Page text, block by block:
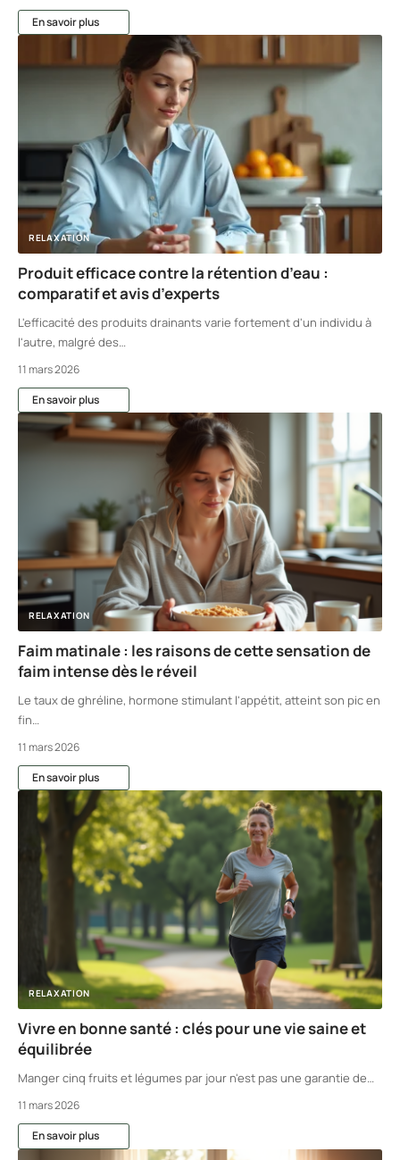
En savoir plus
RELAXATION
Produit efficace contre la rétention d’eau :
comparatif et avis d’experts
L'efficacité des produits drainants varie fortement d'un individu à
l'autre, malgré des…
11 mars 2026
En savoir plus
RELAXATION
Faim matinale : les raisons de cette sensation de
faim intense dès le réveil
Le taux de ghréline, hormone stimulant l'appétit, atteint son pic en
fin…
11 mars 2026
En savoir plus
RELAXATION
Vivre en bonne santé : clés pour une vie saine et
équilibrée
Manger cinq fruits et légumes par jour n'est pas une garantie de…
11 mars 2026
En savoir plus